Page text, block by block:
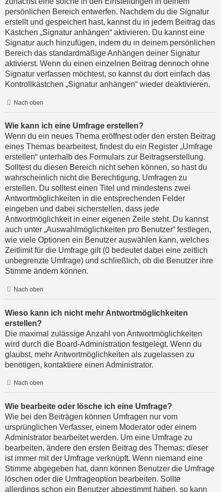
persönlichen Bereich entwerfen. Nachdem du die Signatur
erstellt und gespeichert hast, kannst du in jedem Beitrag das
Kästchen „Signatur anhängen“ aktivieren. Du kannst eine
Signatur auch hinzufügen, indem du in deinem persönlichen
Bereich das standardmäßige Anhängen deiner Signatur
aktivierst. Wenn du einen einzelnen Beitrag dennoch ohne
Signatur verfassen möchtest, so kannst du dort einfach das
Kontrollkästchen „Signatur anhängen“ wieder deaktivieren.
Nach oben
Wie kann ich eine Umfrage erstellen?
Wenn du ein neues Thema eröffnest oder den ersten Beitrag
eines Themas bearbeitest, findest du ein Register „Umfrage
erstellen“ unterhalb des Formulars zur Beitragserstellung.
Solltest du diesen Bereich nicht sehen können, so hast du
wahrscheinlich nicht die Berechtigung, Umfragen zu
erstellen. Du solltest einen Titel und mindestens zwei
Antwortmöglichkeiten in die entsprechenden Felder
eingeben und dabei sicherstellen, dass jede
Antwortmöglichkeit in einer eigenen Zeile steht. Du kannst
auch unter „Auswahlmöglichkeiten pro Benutzer“ festlegen,
wie viele Optionen ein Benutzer auswählen kann, welches
Zeitlimit für die Umfrage gilt (0 bedeutet dabei eine zeitlich
unbegrenzte Umfrage) und schließlich, ob die Benutzer ihre
Stimme ändern können.
Nach oben
Wieso kann ich nicht mehr Antwortmöglichkeiten
erstellen?
Die maximal zulässige Anzahl von Antwortmöglichkeiten
wird durch die Board-Administration festgelegt. Wenn du
glaubst, mehr Antwortmöglichkeiten als zugelassen zu
benötigen, kontaktiere einen Administrator.
Nach oben
Wie bearbeite oder lösche ich eine Umfrage?
Wie bei den Beiträgen können Umfragen nur vom
ursprünglichen Verfasser, einem Moderator oder einem
Administrator bearbeitet werden. Um eine Umfrage zu
bearbeiten, ändere den ersten Beitrag des Themas; dieser
ist immer mit der Umfrage verknüpft. Wenn niemand eine
Stimme abgegeben hat, dann können Benutzer die Umfrage
löschen oder die Umfrageoption bearbeiten. Sollte
allerdings schon ein Benutzer abgestimmt haben, so kann